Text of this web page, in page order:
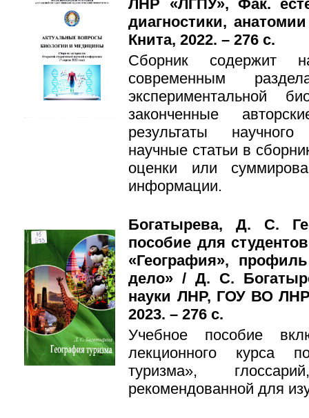
ЛНР «ЛГПУ», Фак.
диагностики,
Книта, 2022. – 276 с.
Сборник содержит
современным
экспериментальной
законченные
результаты
научные статьи в
оценки или
информации.
Богатырева, Д. С.
пособие для
«География»,
дело» / Д. С.
науки ЛНР, ГОУ ВО
2023. – 276 с.
Учебное пособие
лекционного курса
туризма»,
рекомендованной для